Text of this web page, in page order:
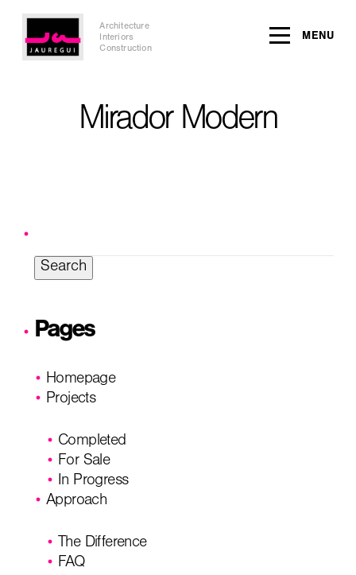
Architecture
Interiors
Construction
MENU
Mirador Modern
Pages
Homepage
Projects
Completed
For Sale
In Progress
Approach
The Difference
FAQ